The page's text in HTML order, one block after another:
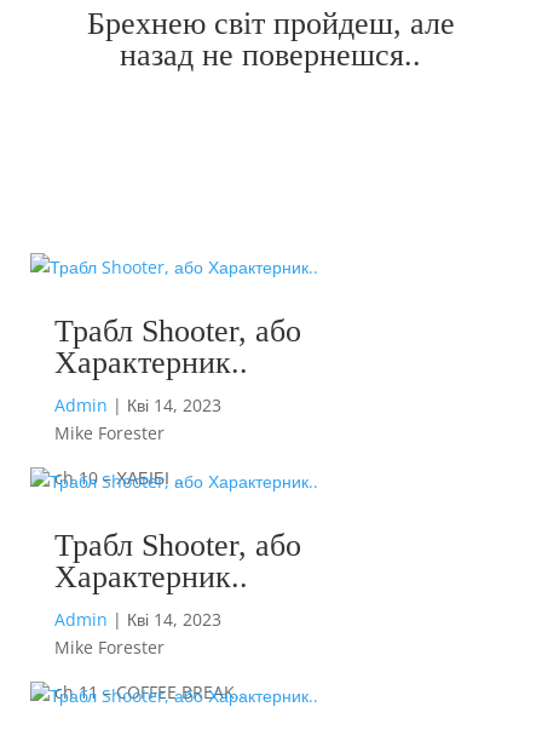
Брехнею світ пройдеш, але
назад не повернешся..
Трабл Shooter, або
Характерник..
Admin | Кві 14, 2023
Mike Forester
ch 10 – ХАБІБІ ..
Трабл Shooter, або
Характерник..
Admin | Кві 14, 2023
Mike Forester
ch 11 – COFFEE BREAK..